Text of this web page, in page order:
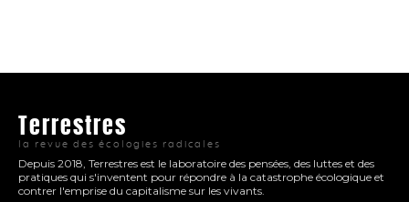
Terrestres
la revue des écologies radicales
Depuis 2018, Terrestres est le laboratoire des pensées, des luttes et des
pratiques qui s'inventent pour répondre à la catastrophe écologique et
contrer l'emprise du capitalisme sur les vivants.